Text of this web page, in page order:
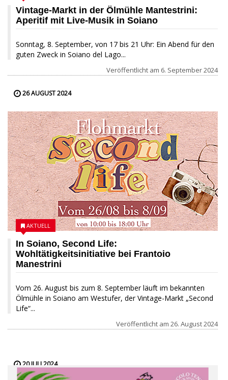
Vintage-Markt in der Ölmühle Mantestrini:
Aperitif mit Live-Musik in Soiano
Sonntag, 8. September, von 17 bis 21 Uhr: Ein Abend für den
guten Zweck in Soiano del Lago...
Veröffentlicht am 6. September 2024
26 AUGUST 2024
In Soiano, Second Life:
Wohltätigkeitsinitiative bei Frantoio
Manestrini
Vom 26. August bis zum 8. September läuft im bekannten
Ölmühle in Soiano am Westufer, der Vintage-Markt „Second
Life“...
AKTUELL
Veröffentlicht am 26. August 2024
20 JULI 2024